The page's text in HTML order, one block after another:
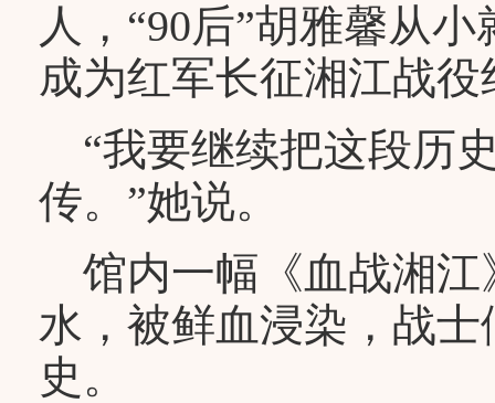
人，“90后”胡雅馨从
成为红军长征湘江战
“我要继续把这段历
传。”她说。
馆内一幅《血战湘江
水，被鲜血浸染，战
史。